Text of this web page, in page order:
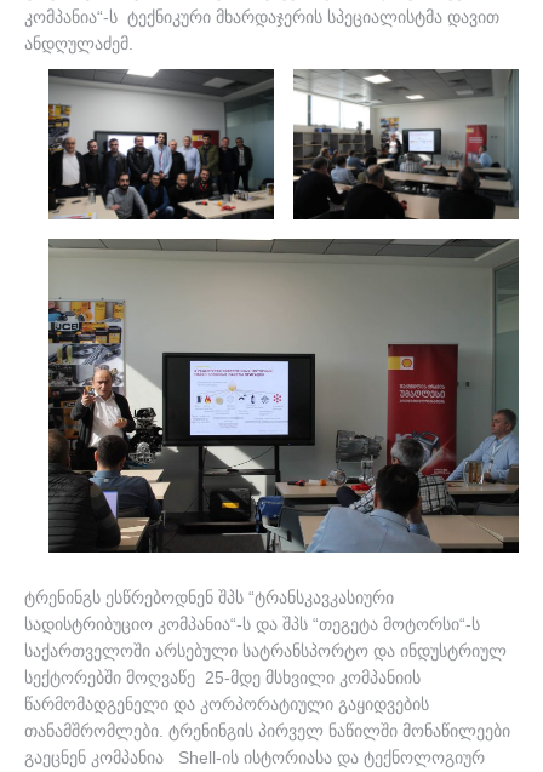
პარტნიორები
კორპ. კლიენტებისთვის
ჩვენი ბრენდები
კონტაქტი
კომპანია“-ს ტექნიკური მხარდაჯერის სპეციალისტმა დავით
ანდღულაძემ.
ტრენინგს ესწრებოდნენ შპს “ტრანსკავკასიური
სადისტრიბუციო კომპანია“-ს და შპს “თეგეტა მოტორსი“-ს
საქართველოში არსებული სატრანსპორტო და ინდუსტრიულ
სექტორებში მოღვაწე 25-მდე მსხვილი კომპანიის
წარმომადგენელი და კორპორატიული გაყიდვების
თანამშრომლები. ტრენინგის პირველ ნაწილში მონაწილეები
გაეცნენ კომპანია Shell-ის ისტორიასა და ტექნოლოგიურ